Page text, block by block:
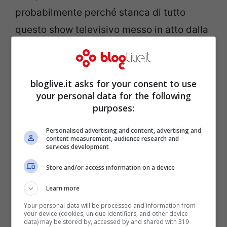
probabilmente perché stanca di tutto
questo show televisivo messo in atto dalla
famiglia Misseri. Ad ospitare le sue parole
è il programma pomeridiano di
D’Urso,Pomeriggio Cinque.
bloglive.it asks for your consent to use
your personal data for the following
purposes:
Personalised advertising and content, advertising and
content measurement, audience research and
services development
Store and/or access information on a device
Learn more
Your personal data will be processed and information from
your device (cookies, unique identifiers, and other device
data) may be stored by, accessed by and shared with 319